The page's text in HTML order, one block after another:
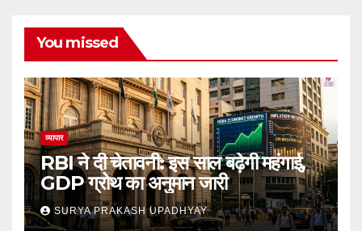
You missed
व्यापार
RBI ने दी चेतावनी: इस साल बढ़ेगी महंगाई,
GDP ग्रोथ का अनुमान जारी
SURYA PRAKASH UPADHYAY